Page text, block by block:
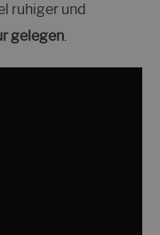
ruhiger und
gelegen.